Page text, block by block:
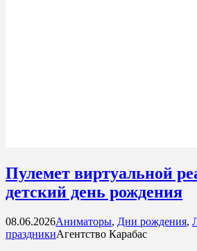
Пулемет виртуальной
детский день рождения
08.06.2026Аниматоры, Дни рождения,
праздникиАгентство Карабас